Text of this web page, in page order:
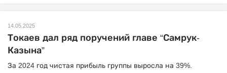
14.05.2025
Токаев дал ряд поручений главе “Самрук-
Казына”
За 2024 год чистая прибыль группы выросла на 39%.